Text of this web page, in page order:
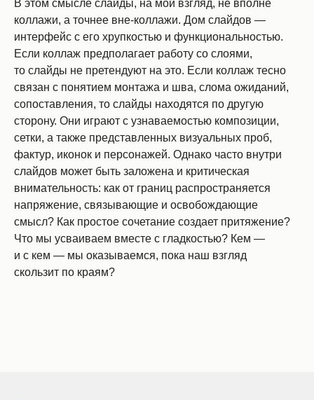
В этом смысле слайды, на мой взгляд, не вполне
коллажи, а точнее вне-коллажи. Дом слайдов —
интерфейс с его хрупкостью и функциональностью.
Если коллаж предполагает работу со слоями,
то слайды не претендуют на это. Если коллаж тесно
связан с понятием монтажа и шва, слома ожиданий,
сопоставления, то слайды находятся по другую
сторону. Они играют с узнаваемостью композиции,
сетки, а также представленных визуальных проб,
фактур, иконок и персонажей. Однако часто внутри
слайдов может быть заложена и критическая
внимательность: как от границ распространяется
напряжение, связывающие и освобождающие
смысл? Как простое сочетание создает притяжение?
Что мы усваиваем вместе с гладкостью? Кем —
и с кем — мы оказываемся, пока наш взгляд
скользит по краям?